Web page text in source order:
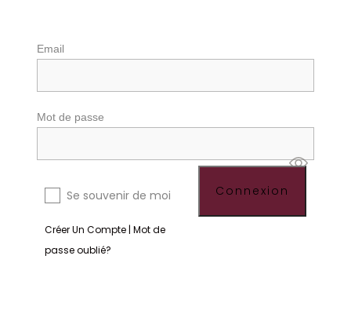
Email
Mot de passe
Se souvenir de moi
Créer Un Compte |Mot de
passe oublié?